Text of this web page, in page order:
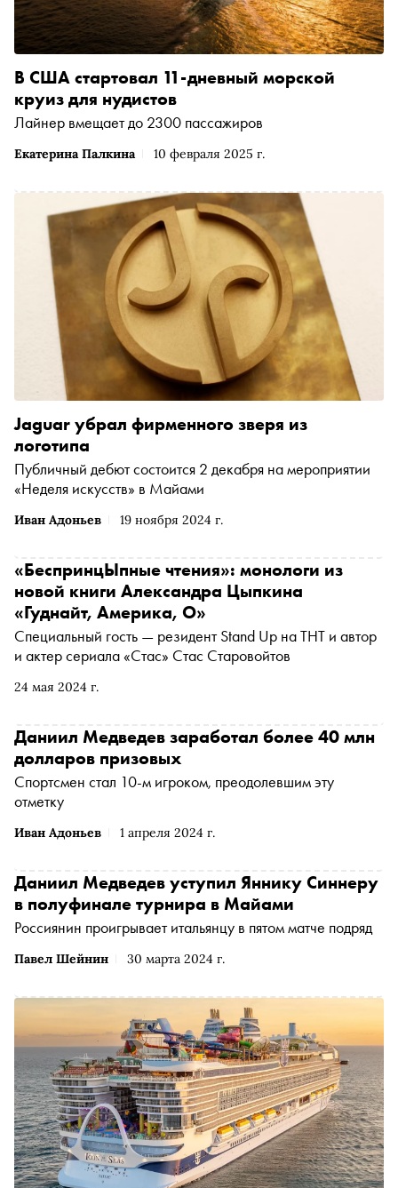
Екатерина Палкина 10 февраля 2025 г.
В США стартовал 11-дневный морской
круиз для нудистов
Лайнер вмещает до 2300 пассажиров
Иван Адоньев 19 ноября 2024 г.
Jaguar убрал фирменного зверя из
логотипа
Публичный дебют состоится 2 декабря на мероприятии
«Неделя искусств» в Майами
24 мая 2024 г.
«БеспринцЫпные чтения»: монологи из
новой книги Александра Цыпкина
«Гуднайт, Америка, О»
Специальный гость — резидент Stand Up на ТНТ и автор
и актер сериала «Стас» Стас Старовойтов
Иван Адоньев 1 апреля 2024 г.
Даниил Медведев заработал более 40 млн
долларов призовых
Спортсмен стал 10-м игроком, преодолевшим эту
отметку
Павел Шейнин 30 марта 2024 г.
Даниил Медведев уступил Яннику Синнеру
в полуфинале турнира в Майами
Россиянин проигрывает итальянцу в пятом матче подряд